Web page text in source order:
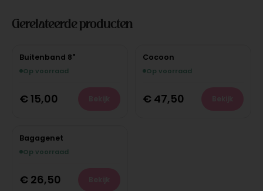
Gerelateerde producten
Buitenband 8"
Op voorraad
€ 15,00
Cocoon
Op voorraad
€ 47,50
Bagagenet
Op voorraad
€ 26,50